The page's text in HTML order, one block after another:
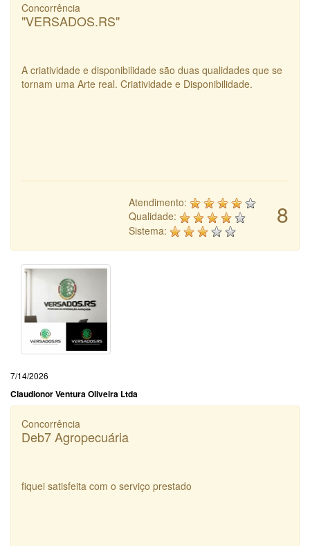
Concorrência
"VERSADOS.RS"
A criatividade e disponibilidade são duas qualidades que se
tornam uma Arte real. Criatividade e Disponibilidade.
8
Atendimento:
Qualidade:
Sistema:
7/14/2026
Claudionor Ventura Oliveira Ltda
Concorrência
Deb7 Agropecuária
fiquei satisfeita com o serviço prestado